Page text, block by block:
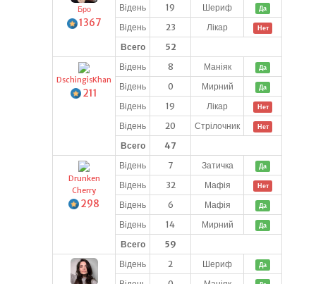
Бро
1367
Відень 19 Шериф Да
Відень 23 Лікар Нет
Всего 52
DschingisKhan
211
Відень 8 Маніяк Да
Відень 0 Мирний Да
Відень 19 Лікар Нет
Відень 20 Стрілочник Нет
Всего 47
Drunken
Cherry
298
Відень 7 Затичка Да
Відень 32 Мафія Нет
Відень 6 Мафія Да
Відень 14 Мирний Да
Всего 59
Відень 2 Шериф Да